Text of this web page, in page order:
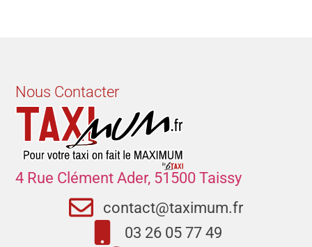
Nous Contacter
4 Rue Clément Ader, 51500 Taissy
contact@taximum.fr
03 26 05 77 49